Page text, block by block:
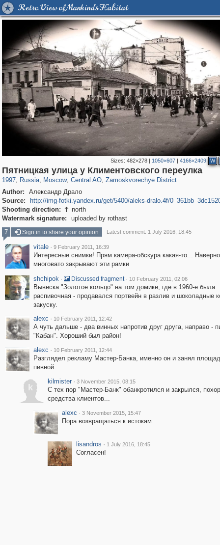
Retro View of Mankind's Habitat
Sizes:482×278 | 1050×607 |4166×2409 W
Пятницкая улица у Климентовского переулка
1997, Russia
1,406,840 29,243
, Moscow
319,864 8,286
, Central AO
160,012 5,916
, Zamoskvorechye District
6,190 211
Author:
Александр Драло
Source:
http://img-fotki.yandex.ru/get/5400/aleks-dralo.4f/
Shooting direction:  north
Watermark signature:
uploaded by rothast
7
Sign in to share your opinion Latest comment: 1 July 2016, 18:45
vitale · 9 February 2011, 16:39
Интересные снимки! Прям камера-обскура какая-то...
многовато закрывают эти рамки
shchipok · Discussed fragment · 10 February 2011, 02:06
Вывеска "Золотое кольцо" на том домике, где в 1960-е была
распивочная - продавался портвейн в разлив и шоколадные
закуску.
alexc · 10 February 2011, 12:42
А чуть дальше - два винных напротив друг друга, направо -
"Кабан". Хороший был район!
alexc · 10 February 2011, 12:44
Разглядел рекламу Мастер-Банка, именно он и занял
пивной.
k
kilmister · 3 November 2015, 08:15
С тех пор "Мастер-Банк" обанкротился и закрылся,
средства клиентов...
alexc · 3 November 2015, 15:47
Пора возвращаться к истокам.
lisandros · 1 July 2016, 18:45
Согласен!